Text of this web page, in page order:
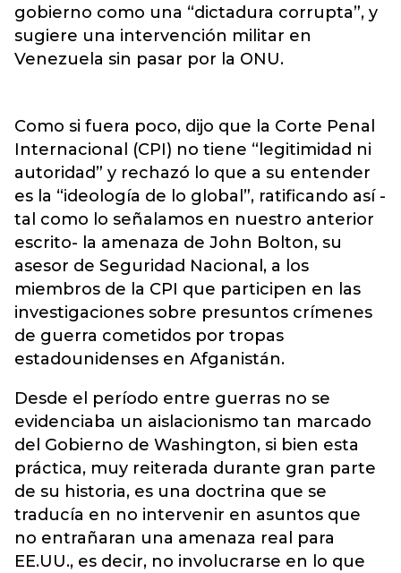
gobierno como una “dictadura corrupta”, y
sugiere una intervención militar en
Venezuela sin pasar por la ONU.
Como si fuera poco, dijo que la Corte Penal
Internacional (CPI) no tiene “legitimidad ni
autoridad” y rechazó lo que a su entender
es la “ideología de lo global”, ratificando así -
tal como lo señalamos en nuestro anterior
escrito- la amenaza de John Bolton, su
asesor de Seguridad Nacional, a los
miembros de la CPI que participen en las
investigaciones sobre presuntos crímenes
de guerra cometidos por tropas
estadounidenses en Afganistán.
Desde el período entre guerras no se
evidenciaba un aislacionismo tan marcado
del Gobierno de Washington, si bien esta
práctica, muy reiterada durante gran parte
de su historia, es una doctrina que se
traducía en no intervenir en asuntos que
no entrañaran una amenaza real para
EE.UU., es decir, no involucrarse en lo que